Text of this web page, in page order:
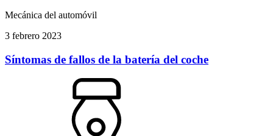
Mecánica del automóvil
3 febrero 2023
Síntomas de fallos de la batería del coche